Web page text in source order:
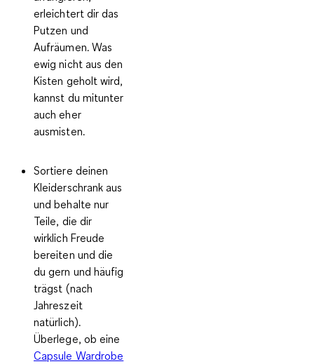
erleichtert dir das
Putzen und
Aufräumen. Was
ewig nicht aus den
Kisten geholt wird,
kannst du mitunter
auch eher
ausmisten.
Sortiere deinen
Kleiderschrank aus
und behalte nur
Teile, die dir
wirklich Freude
bereiten und die
du gern und häufig
trägst (nach
Jahreszeit
natürlich).
Überlege, ob eine
Capsule Wardrobe